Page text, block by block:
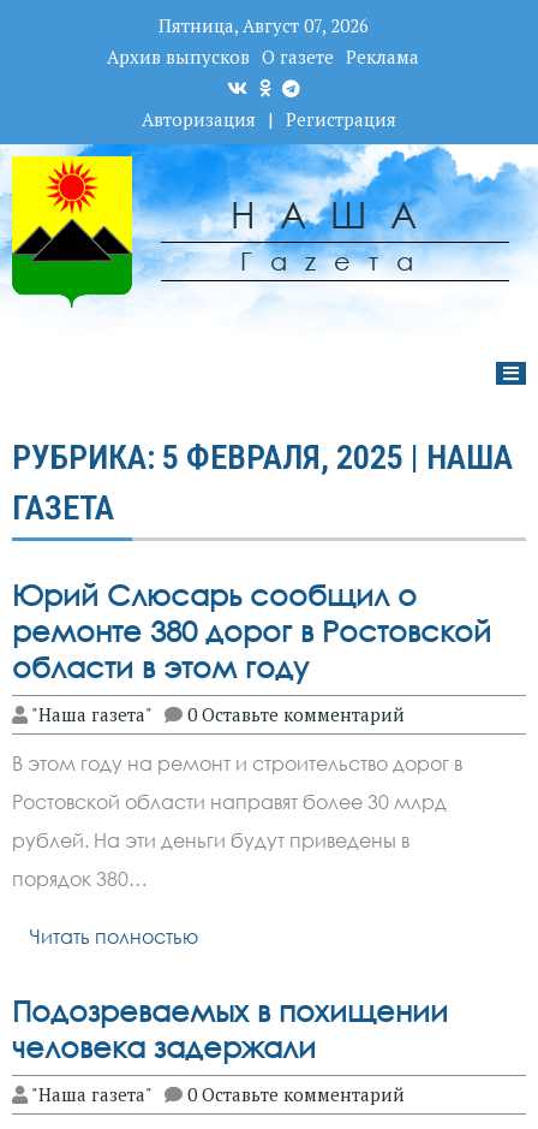
Пятница, Август 07, 2026
Архив выпусков О газете Реклама
Авторизация | Регистрация
НАША
Гаzета
РУБРИКА: 5 ФЕВРАЛЯ, 2025 | НАША
ГАЗЕТА
Юрий Слюсарь сообщил о
ремонте 380 дорог в Ростовской
области в этом году
"Наша газета" 0 Оставьте комментарий
В этом году на ремонт и строительство дорог в
Ростовской области направят более 30 млрд
рублей. На эти деньги будут приведены в
порядок 380…
Читать полностью
Подозреваемых в похищении
человека задержали
"Наша газета" 0 Оставьте комментарий